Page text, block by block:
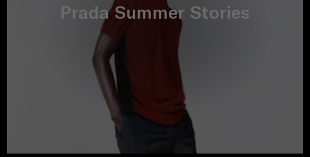
Prada Summer Stories